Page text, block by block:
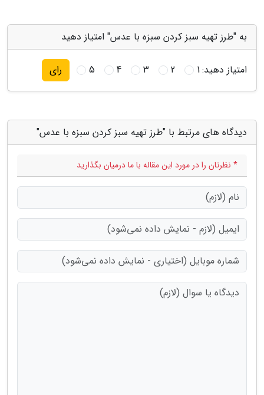
به "طرز تهیه سبز کردن سبزه با عدس" امتیاز دهید
امتیاز دهید:1
2
3
4
5 رای
دیدگاه های مرتبط با "طرز تهیه سبز کردن سبزه با عدس"
* نظرتان را در مورد این مقاله با ما درمیان بگذارید